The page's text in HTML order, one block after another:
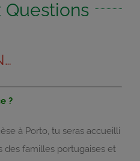
Questions
?
à Porto, tu seras accueilli
des familles portugaises et